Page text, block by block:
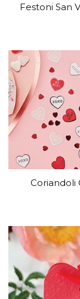
Festoni San
Coriandoli